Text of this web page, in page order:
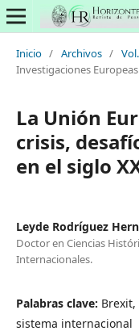
Inicio / Archivos /
Investigaciones Europeas
La Unión
crisis,
en el siglo
Leyde Rodríguez
Doctor en Ciencias
Internacionales.
Palabras clave:
sistema internacional